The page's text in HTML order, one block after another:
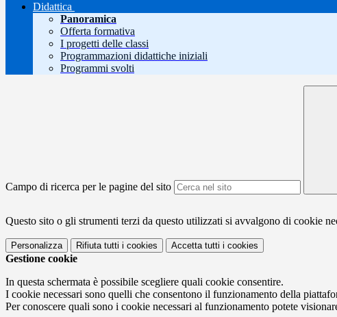
Didattica
Panoramica
Offerta formativa
I progetti delle classi
Programmazioni didattiche iniziali
Programmi svolti
Campo di ricerca per le pagine del sito
Questo sito o gli strumenti terzi da questo utilizzati si avvalgono di cookie
Personalizza Rifiuta tutti i cookies Accetta tutti i cookies
Gestione cookie
In questa schermata è possibile scegliere quali cookie consentire.
I cookie necessari sono quelli che consentono il funzionamento della
Per conoscere quali sono i cookie necessari al funzionamento potete